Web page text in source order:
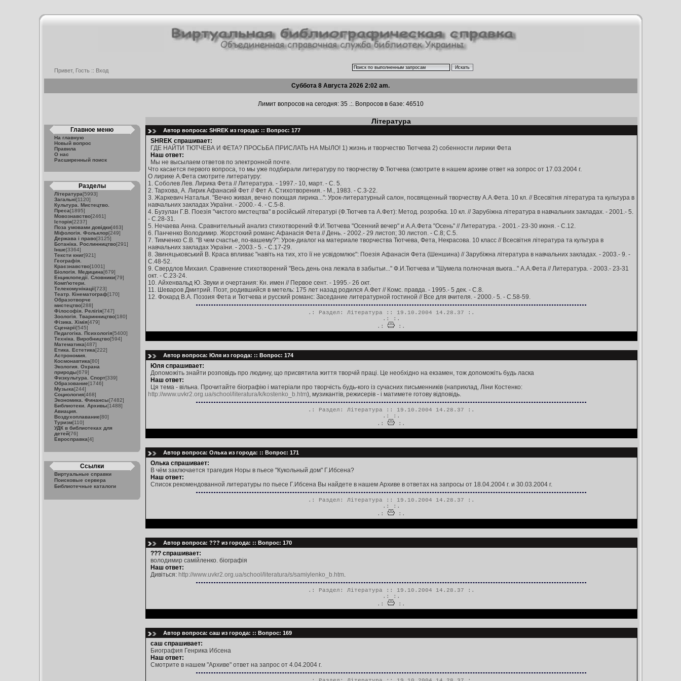
Привет, Гость :: Вход
Суббота 8 Августа 2026 2:02 am.
Лимит вопросов на сегодня: 35 .:. Вопросов в базе: 46510
Главное меню
На главную
Новый вопрос
Правила
О нас
Расширенный поиск
Разделы
Література[5993]
Загальні[1120]
Культура. Мистецтво.
Преса[1895]
Мовознавство[2461]
Історія[2237]
Поза умовами довідки[463]
Міфологія. Фольклор[249]
Держава і право[3125]
Ботаніка. Рослинництво[291]
Інше[3364]
Тексти книг[921]
Географія.
Краєзнавство[1001]
Біологія. Медицина[679]
Енциклопедії. Словники[79]
Комп'ютери.
Телекомунікації[723]
Театр. Кінематограф[170]
Образотворче
мистецтво[288]
Філософія. Релігія[747]
Зоологія. Тваринництво[180]
Фізика. Хімія[479]
Сценарії[545]
Педагогіка. Психологія[5400]
Техніка. Виробництво[594]
Математика[487]
Етика. Естетика[222]
Астрономия.
Космонавтика[80]
Экология. Охрана
природы[679]
Физкультура. Спорт[339]
Образование[1746]
Музыка[244]
Социология[468]
Экономика. Финансы[7482]
Библиотеки. Архивы[1488]
Авиация.
Воздухоплавание[80]
Туризм[110]
УДК в библиотеках для
детей[76]
Евросправка[4]
Ссылки
Виртуальные справки
Поисковые сервера
Библиотечные каталоги
Література
Автор вопроса: SHREK из города: :: Вопрос: 177
SHREK спрашивает:
ГДЕ НАЙТИ ТЮТЧЕВА И ФЕТА? ПРОСЬБА ПРИСЛАТЬ НА МЫЛО! 1) жизнь и творчество Тютчева 2) собенности лирики Фета
Наш ответ:
Мы не высылаем ответов по электронной почте.
Что касается первого вопроса, то мы уже подбирали литературу по творчеству Ф.Тютчева (смотрите в нашем архиве ответ на зопрос от 17.03.2004 г.
О лирике А.Фета смотрите литературу:
1. Соболев Лев. Лирика Фета // Литература. - 1997.- 10, март. - С. 5.
2. Тархова, А. Лирик Афанасий Фет // Фет А. Стихотворения. - М., 1983. - С.3-22.
3. Жаркевич Наталья. "Вечно живая, вечно поющая лирика...": Урок-литературный салон, посвященный творчеству А.А.Фета. 10 кл. // Всесвітня література та культура в
навчальних закладах України. - 2000.- 4. - С.5-8.
4. Бузулан Г.В. Поезія "чистого мистецтва" в російській літературі (Ф.Тютчев та А.Фет): Метод. розробка. 10 кл. // Зарубіжна література в навчальних закладах. - 2001.- 5.
- С.28-31.
5. Нечаева Анна. Сравнительный анализ стихотворений Ф.И.Тютчева "Осенний вечер" и А.А.Фета "Осень" // Литература. - 2001.- 23-30 июня. - С.12.
6. Панченко Володимир. Жорстокий романс Афанасія Фета // День. - 2002.- 29 листоп; 30 листоп. - С.8; С.5.
7. Тимченко С.В. "В чем счастье, по-вашему?": Урок-диалог на материале творчества Тютчева, Фета, Некрасова. 10 класс // Всесвітня література та культура в
навчальних закладах України. - 2003.- 5. - С.17-29.
8. Звиняцьковський В. Краса впливає "навіть на тих, хто її не усвідомлює": Поезія Афанасія Фета (Шеншина) // Зарубіжна література в навчальних закладах. - 2003.- 9. -
С.48-52.
9. Свердлов Михаил. Сравнение стихотворений "Весь день она лежала в забытьи..." Ф.И.Тютчева и "Шумела полночная вьюга..." А.А.Фета // Литература. - 2003.- 23-31
окт. - С.23-24.
10. Айхенвальд Ю. Звуки и очертания: Кн. имен // Первое сент. - 1995.- 26 окт.
11. Шеваров Дмитрий. Поэт, родившийся в метель: 175 лет назад родился А.Фет // Комс. правда. - 1995.- 5 дек. - С.8.
12. Фокард В.А. Поэзия Фета и Тютчева и русский романс: Заседание литературной гостиной // Все для вчителя. - 2000.- 5. - С.58-59.
.: Раздел: Література :: 19.10.2004 14.28.37 :.
.:
:.
.:
:.
Автор вопроса: Юля из города: :: Вопрос: 174
Юля спрашивает:
Допоможіть знайти розповідь про людину, що присвятила життя творчій праці. Це необхідно на екзамен, тож допоможіть будь ласка
Наш ответ:
Ця тема - вільна. Прочитайте біографію і матеріали про творчість будь-кого із сучасних письменників (наприклад, Ліни Костенко:
http://www.uvkr2.org.ua/school/literatura/k/kostenko_b.htm), музикантів, режисерів - і матимете готову відповідь.
.: Раздел: Література :: 19.10.2004 14.28.37 :.
.:
:.
.:
:.
Автор вопроса: Олька из города: :: Вопрос: 171
Олька спрашивает:
В чём заключается трагедия Норы в пьесе "Кукольный дом" Г.Ибсена?
Наш ответ:
Список рекомендованной литературы по пьесе Г.Ибсена Вы найдете в нашем Архиве в ответах на запросы от 18.04.2004 г. и 30.03.2004 г.
.: Раздел: Література :: 19.10.2004 14.28.37 :.
.:
:.
.:
:.
Автор вопроса: ??? из города: :: Вопрос: 170
??? спрашивает:
володимир самійленко. біографія
Наш ответ:
Дивіться: http://www.uvkr2.org.ua/school/literatura/s/samiylenko_b.htm.
.: Раздел: Література :: 19.10.2004 14.28.37 :.
.:
:.
.:
:.
Автор вопроса: саш из города: :: Вопрос: 169
саш спрашивает:
Биография Генрика Ибсена
Наш ответ:
Смотрите в нашем "Архиве" ответ на запрос от 4.04.2004 г.